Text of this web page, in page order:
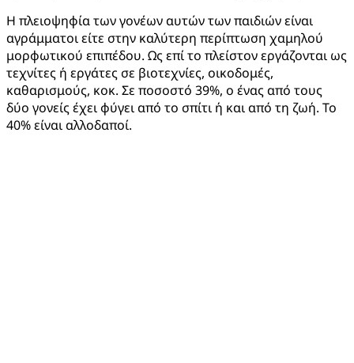
Η πλειοψηφία των γονέων αυτών των παιδιών είναι
αγράμματοι είτε στην καλύτερη περίπτωση χαμηλού
μορφωτικού επιπέδου. Ως επί το πλείστον εργάζονται ως
τεχνίτες ή εργάτες σε βιοτεχνίες, οικοδομές,
καθαρισμούς, κοκ. Σε ποσοστό 39%, ο ένας από τους
δύο γονείς έχει φύγει από το σπίτι ή και από τη ζωή. Το
40% είναι αλλοδαποί.